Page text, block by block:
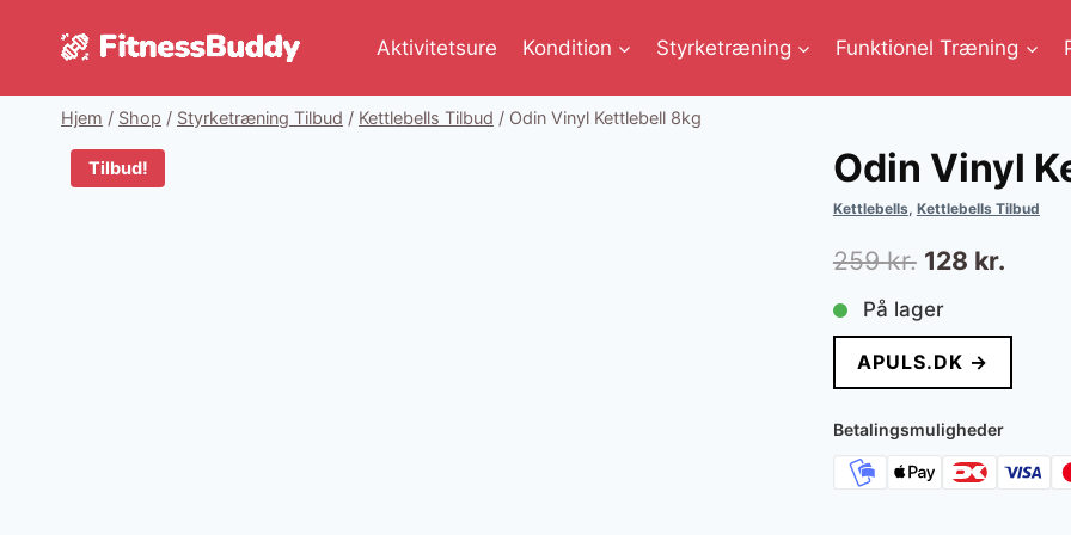
Aktivitetsure Kondition Styrketræning Funktionel Træning
Hjem / Shop / Styrketræning Tilbud / Kettlebells Tilbud / Odin Vinyl Kettlebell 8kg
Tilbud! Odin Vinyl
Kettlebells, Kettlebells Tilbud
259kr. Den
oprindelige
pris
var:
259 kr..
128 kr.Den
pris
er:
128
På lager
APULS.DK →
Betalingsmuligheder